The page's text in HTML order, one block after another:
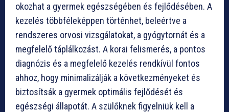
okozhat a gyermek egészségében és fejlődésében. A
kezelés többféleképpen történhet, beleértve a
rendszeres orvosi vizsgálatokat, a gyógytornát és a
megfelelő táplálkozást. A korai felismerés, a pontos
diagnózis és a megfelelő kezelés rendkívül fontos
ahhoz, hogy minimalizálják a következményeket és
biztosítsák a gyermek optimális fejlődését és
egészségi állapotát. A szülőknek figyelniük kell a